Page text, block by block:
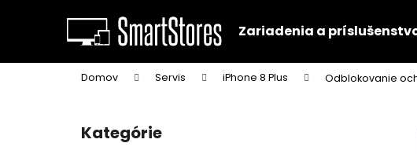
Zariadenia a
Domov Servis iPhone 8 Plus Odblokovanie
Preskočiť
kategórie
Kategórie
í
Späť
do
obchodu
Späť
do
obchodu
Čo